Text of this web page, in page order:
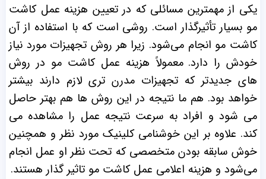
یکی از مهمترین مسائلی که در تعیین هزینه عمل کاشت
مو بسیار تأثیرگذار است. روشی است که با استفاده از آن
کاشت مو انجام می‌شود. زیرا هر روش تجهیزات مورد نیاز
خودش را دارد. معمولاً هزینه عمل کاشت مو در روش
های جدیدتر که تجهیزات مدرن تری لازم دارند بیشتر
خواهد بود. هم ما نتیجه در این روش ها هم بهتر حاصل
می شود و افراد به سرعت نتیجه عمل را مشاهده می
کند. علاوه بر این خوشنامی کلینیک مورد نظر و همچنین
خوش سابقه بودن متخصصی که تحت نظر او عمل انجام
می‌شود و هزینه اعلامی عمل کاشت مو تاثیر گذار هستند.